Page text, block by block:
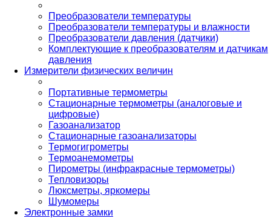
Преобразователи температуры
Преобразователи температуры и влажности
Преобразователи давления (датчики)
Комплектующие к преобразователям и датчикам
давления
Измерители физических величин
Портативные термометры
Стационарные термометры (аналоговые и
цифровые)
Газоанализатор
Стационарные газоанализаторы
Термогигрометры
Термоанемометры
Пирометры (инфракрасные термометры)
Тепловизоры
Люксметры, яркомеры
Шумомеры
Электронные замки